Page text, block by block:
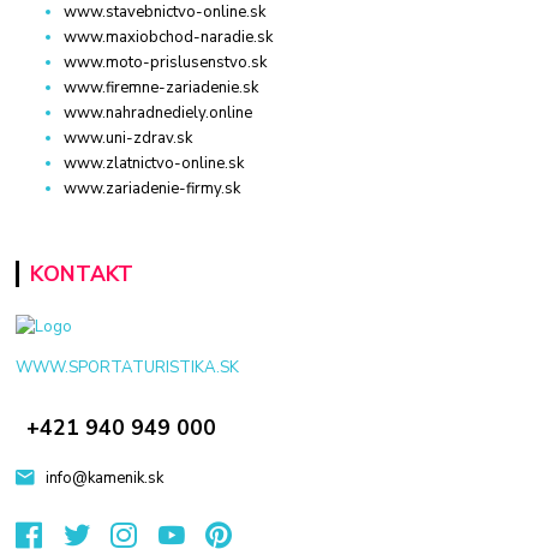
www.stavebnictvo-online.sk
www.maxiobchod-naradie.sk
www.moto-prislusenstvo.sk
www.firemne-zariadenie.sk
www.nahradnediely.online
www.uni-zdrav.sk
www.zlatnictvo-online.sk
www.zariadenie-firmy.sk
KONTAKT
WWW.SPORTATURISTIKA.SK
+421 940 949 000
info@kamenik.sk